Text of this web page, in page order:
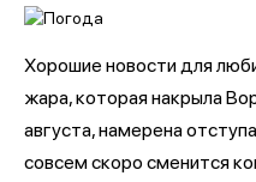
Хорошие новости для
жара, которая накрыла
августа, намерена
совсем скоро сменится